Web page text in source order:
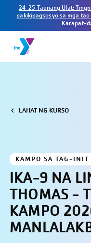
24-25 Taunang Ulat:
pakikipagsosyo sa mga
Karapat-
LAHAT NG KURSO
KAMPO SA TAG-INIT
IKA-9 NA
THOMAS -
KAMPO